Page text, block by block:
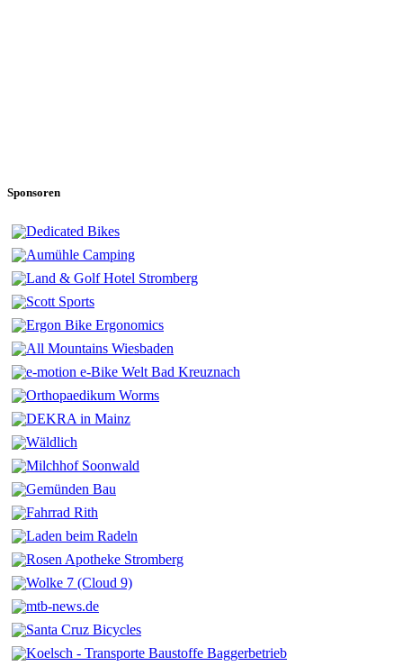
Sponsoren